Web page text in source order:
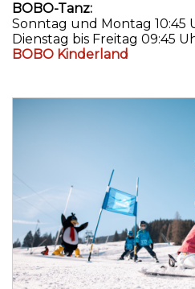
BOBO-Tanz:
Sonntag und Montag 10:45
Dienstag bis Freitag 09:45
BOBO Kinderland